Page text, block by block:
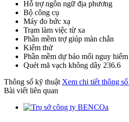
Hỗ trợ ngôn ngữ địa phương
Bộ công cụ
Máy đo bức xạ
Trạm làm việc từ xa
Phần mềm trợ giúp màn chắn
Kiểm thử
Phần mềm dự báo mối nguy hiểm
Quét mã vạch không dây 236.6
Thông số kỹ thuật Xem chi tiết thông
Bài viết liên quan